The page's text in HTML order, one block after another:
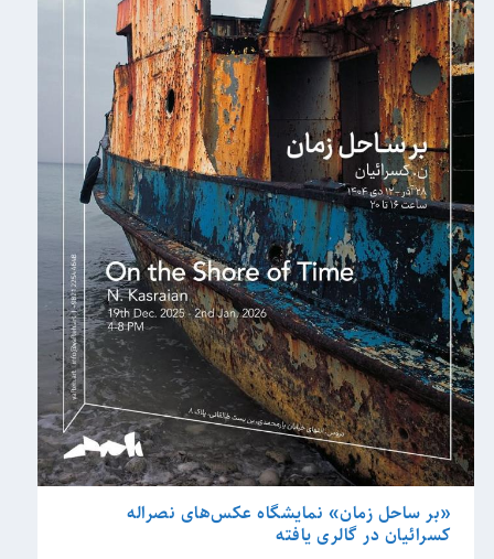
«بر ساحل زمان» نمایشگاه عکس‌های نصراله
کسرائیان در گالری یافته